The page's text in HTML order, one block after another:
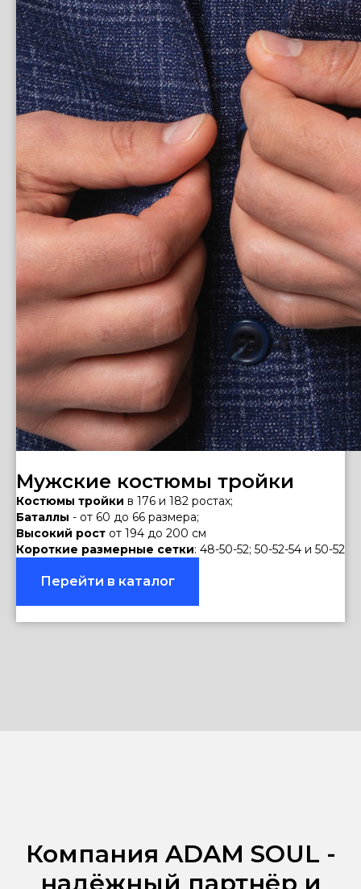
Мужские костюмы тройки
Костюмы тройки в 176 и 182 ростах;
Баталлы - от 60 до 66 размера;
Высокий рост от 194 до 200 см
Короткие размерные сетки: 48-50-52; 50-52-54 и 50-52
Перейти в каталог
Компания ADAM SOUL -
надёжный партнёр и